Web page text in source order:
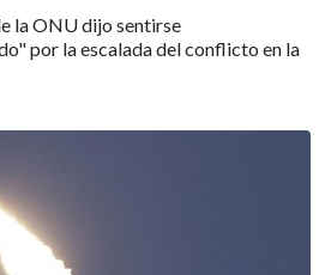
la ONU dijo sentirse
por la escalada del conflicto en la